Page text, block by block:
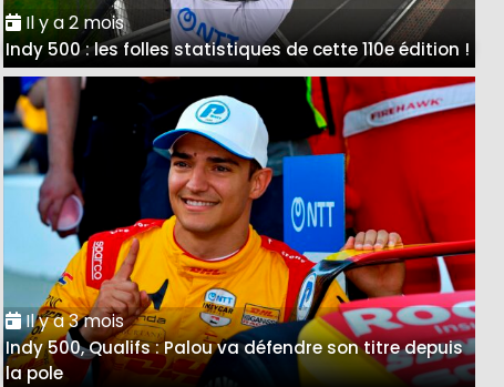
Il y a 2 mois
Indy 500 : les folles statistiques de cette 110e édition !
Il y a 3 mois
Indy 500, Qualifs : Palou va défendre son titre depuis
la pole